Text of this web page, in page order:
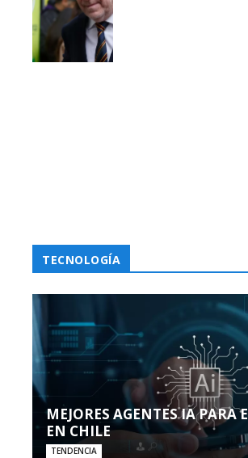
TECNOLOGÍA
MEJORES AGENTES IA PARA
EN CHILE
TENDENCIA